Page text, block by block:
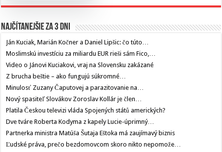
Najčítanejšie za 3 dni
Ján Kuciak, Marián Kočner a Daniel Lipšic: čo túto…
Moslimskú investíciu za miliardu EUR rieši sám Fico,…
Video o Jánovi Kuciakovi, vraj na Slovensku zakázané
Z brucha beštie – ako fungujú súkromné…
Minulosť Zuzany Čaputovej a parazitovanie na…
Nový spasiteľ Slovákov Zoroslav Kollár je člen…
Platila Českou televizi vláda Spojených států amerických?
Dve tváre Roberta Kodyma z kapely Lucie-úprimný…
Partnerka ministra Matúša Šutaja Eštoka má zaujímavý biznis
Ľudské práva, prečo bezdomovcom skoro nikto nepomože…